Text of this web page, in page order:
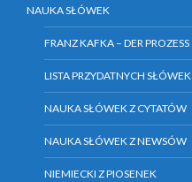
NAUKA SŁÓWEK
FRANZ KAFKA – DER PROZESS
LISTA PRZYDATNYCH SŁÓWEK
NAUKA SŁÓWEK Z CYTATÓW
NAUKA SŁÓWEK Z NEWSÓW
NIEMIECKI Z PIOSENEK